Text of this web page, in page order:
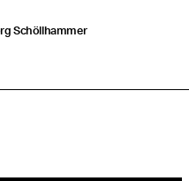
Schöllhammer